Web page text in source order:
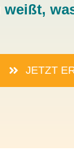
JETZT